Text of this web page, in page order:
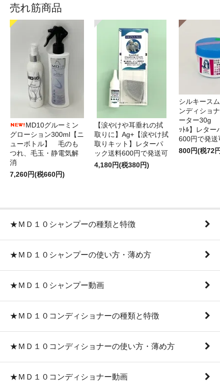
売れ筋商品
MD10グルーミン
グローション300ml【ニ
ューボトル】 毛のも
つれ、毛玉・静電気解
消
7,260円(税660円)
【涙やけや耳垂れの拭
取りに】Ag+【涙やけ拭
取りキット】レターパ
ック送料600円で発送可
4,180円(税380円)
シルキース
ンディショ
ーター30g
ｯﾄﾙ】レター
600円で発送
800円(税72
★ＭＤ１０シャンプーの種類と特徴
★ＭＤ１０シャンプーの使い方・薄め方
★ＭＤ１０シャンプー動画
★ＭＤ１０コンディショナーの種類と特徴
★ＭＤ１０コンディショナーの使い方・薄め方
★ＭＤ１０コンディショナー動画